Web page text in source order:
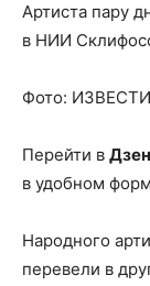
Артиста пару
в НИИ
Фото:
Перейти в Дзен
в удобном
Народного
перевели в